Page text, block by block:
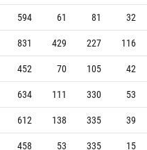
594 61 81
32
831 429 227
116
452 70 105
42
634 111 330
53
612 138 335
39
458 53 335
15